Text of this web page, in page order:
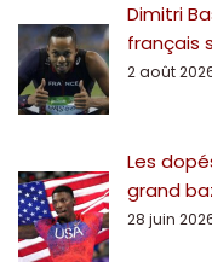
Dimitri
français
2 août
Les
grand
28 juin